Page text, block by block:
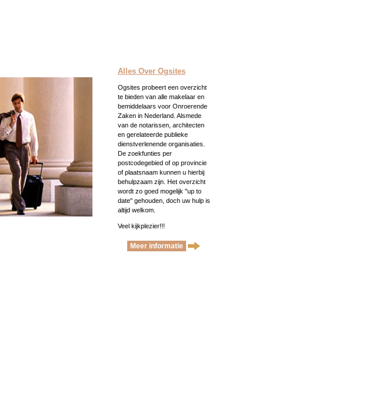
Alles Over Ogsites
Ogsites probeert een overzicht
te bieden van alle makelaar en
bemiddelaars voor Onroerende
Zaken in Nederland. Alsmede
van de notarissen, architecten
en gerelateerde publieke
dienstverlenende organisaties.
De zoekfunties per
postcodegebied of op provincie
of plaatsnaam kunnen u hierbij
behulpzaam zijn. Het overzicht
wordt zo goed mogelijk ''up to
date'' gehouden, doch uw hulp is
altijd welkom.
Veel kijkplezier!!!
Meer informatie